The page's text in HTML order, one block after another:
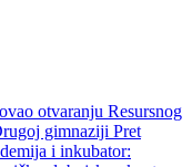
otvaranju Resursnog
gimnaziji Pret
i inkubator: